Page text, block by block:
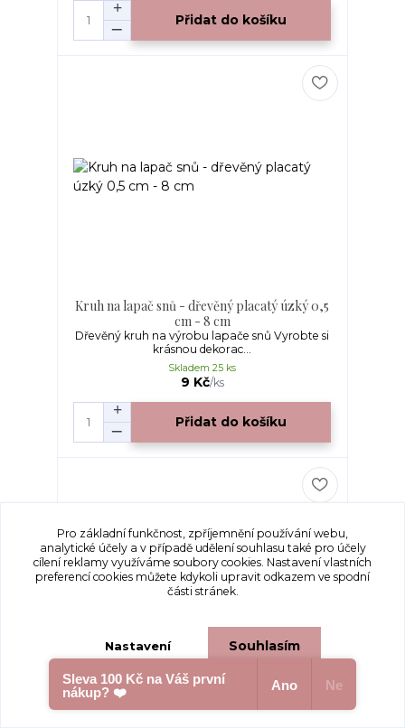
Přidat do košíku
Kruh na lapač snů - dřevěný placatý úzký 0,5
cm - 8 cm
Dřevěný kruh na výrobu lapače snů Vyrobte si
krásnou dekorac...
9 Kč/ks
Skladem 25 ks
Přidat do košíku
Kruh na lapač snů - dřevěný placatý úzký 0,5
Pro základní funkčnost, zpříjemnění používání webu,
analytické účely a v případě udělení souhlasu také pro účely
cílení reklamy využíváme soubory cookies. Nastavení vlastních
preferencí cookies můžete kdykoli upravit odkazem ve spodní
části stránek.
Nastavení Souhlasím
Souhlas můžete odmítnout
Sleva 100 Kč na Váš první
nákup? ❤️
Ano Ne